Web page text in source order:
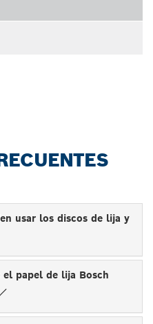
usar los discos de lija y
papel de lija Bosch